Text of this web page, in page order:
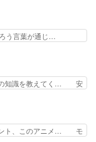
… 前に部長から聞い
エアコンにしろ電磁
ね…！そ… 社会インフ
に高… 丁度炊飯器を
ろだ… 戦争で滅びた母
宇… まるで保護猫ちゃ
成分多めだと当たり
り良くできた作品だ
ろう言葉が通じ…
白かった（：A… 「人
い」とか「… 鮫洲さ
んだけど、… 呪いの
都区部）… 薄暗い女
話や… AVの話とか
大… いいね、どんど
…
の知識を教えてく… 安
友人と猫の小… Bパー
れるシー… 布地の強
失格よ。… 家電の説
に興味が… 男衆内部で
ント、このアニメ… モ